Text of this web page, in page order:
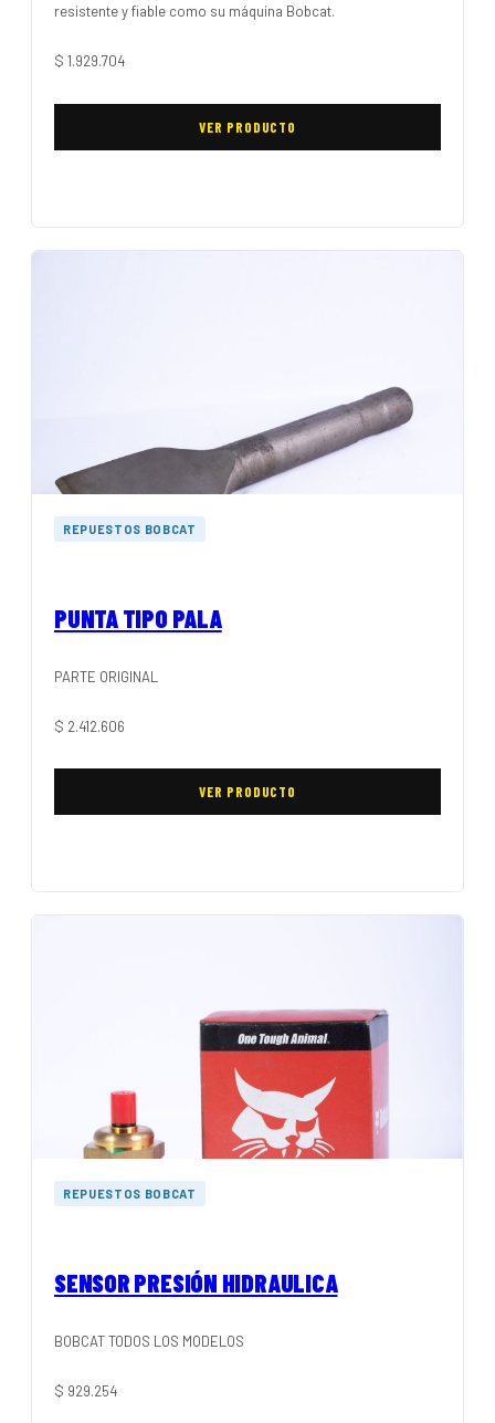
resistente y fiable como su máquina Bobcat.
$ 1.929.704
VER PRODUCTO
REPUESTOS BOBCAT
PUNTA TIPO PALA
PARTE ORIGINAL
$ 2.412.606
VER PRODUCTO
REPUESTOS BOBCAT
SENSOR PRESIÓN HIDRAULICA
BOBCAT TODOS LOS MODELOS
$ 929.254